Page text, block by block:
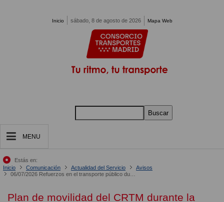
Inicio sábado, 8 de agosto de 2026 Mapa Web
Buscar
MENU
Estás en:
Inicio
Comunicación Actualidad del Servicio
Avisos
Plan de movilidad del CRTM durante la